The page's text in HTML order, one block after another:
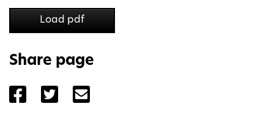
Load pdf
Share page
Share the page with Facebook
Share the page with Twitter